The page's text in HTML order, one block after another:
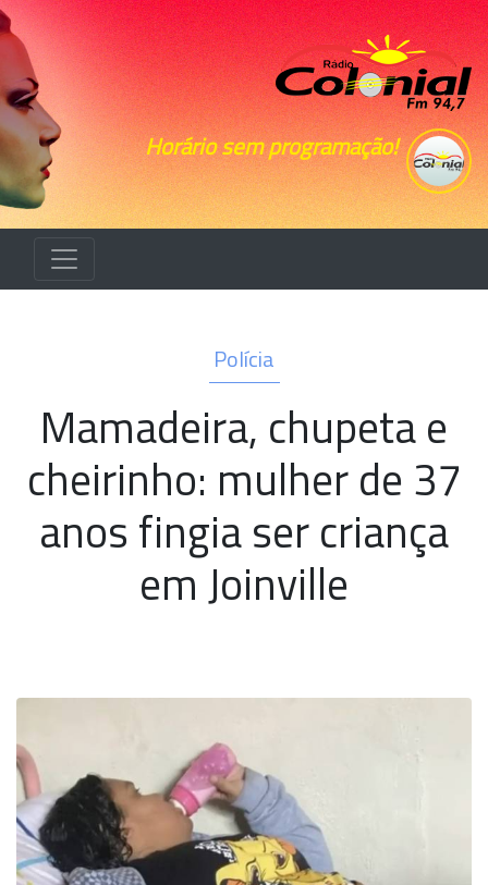
Horário sem programação!
Polícia
Mamadeira, chupeta e
cheirinho: mulher de 37
anos fingia ser criança
em Joinville